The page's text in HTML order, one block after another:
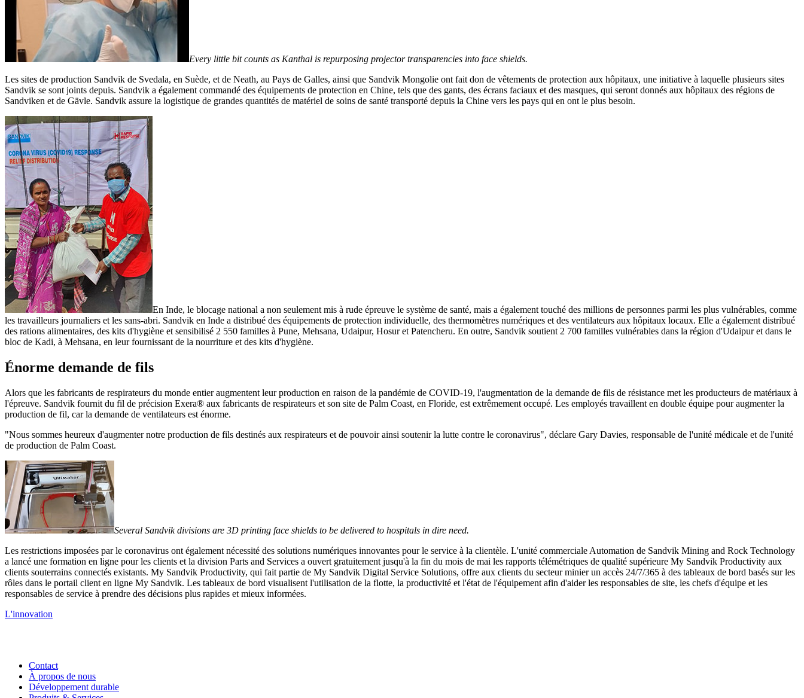
Every little bit counts as Kanthal is repurposing projector transparencies into face shields.
Les sites de production Sandvik de Svedala, en Suède, et de Neath, au Pays de Galles, ainsi que Sandvik Mongolie ont fait don de vêtements de protection aux hôpitaux, une initiative à laquelle plusieurs sites
Sandvik se sont joints depuis. Sandvik a également commandé des équipements de protection en Chine, tels que des gants, des écrans faciaux et des masques, qui seront donnés aux hôpitaux des régions de
Sandviken et de Gävle. Sandvik assure la logistique de grandes quantités de matériel de soins de santé transporté depuis la Chine vers les pays qui en ont le plus besoin.
En Inde, le blocage national a non seulement mis à rude épreuve le système de santé, mais a également touché des millions de personnes parmi les plus vulnérables, comme
les travailleurs journaliers et les sans-abri. Sandvik en Inde a distribué des équipements de protection individuelle, des thermomètres numériques et des ventilateurs aux hôpitaux locaux. Elle a également distribué
des rations alimentaires, des kits d'hygiène et sensibilisé 2 550 familles à Pune, Mehsana, Udaipur, Hosur et Patencheru. En outre, Sandvik soutient 2 700 familles vulnérables dans la région d'Udaipur et dans le
bloc de Kadi, à Mehsana, en leur fournissant de la nourriture et des kits d'hygiène.
Énorme demande de fils
Alors que les fabricants de respirateurs du monde entier augmentent leur production en raison de la pandémie de COVID-19, l'augmentation de la demande de fils de résistance met les producteurs de matériaux à
l'épreuve. Sandvik fournit du fil de précision Exera® aux fabricants de respirateurs et son site de Palm Coast, en Floride, est extrêmement occupé. Les employés travaillent en double équipe pour augmenter la
production de fil, car la demande de ventilateurs est énorme.
"Nous sommes heureux d'augmenter notre production de fils destinés aux respirateurs et de pouvoir ainsi soutenir la lutte contre le coronavirus", déclare Gary Davies, responsable de l'unité médicale et de l'unité
de production de Palm Coast.
Several Sandvik divisions are 3D printing face shields to be delivered to hospitals in dire need.
Les restrictions imposées par le coronavirus ont également nécessité des solutions numériques innovantes pour le service à la clientèle. L'unité commerciale Automation de Sandvik Mining and Rock Technology
a lancé une formation en ligne pour les clients et la division Parts and Services a ouvert gratuitement jusqu'à la fin du mois de mai les rapports télémétriques de qualité supérieure My Sandvik Productivity aux
clients souterrains connectés existants. My Sandvik Productivity, qui fait partie de My Sandvik Digital Service Solutions, offre aux clients du secteur minier un accès 24/7/365 à des tableaux de bord basés sur les
rôles dans le portail client en ligne My Sandvik. Les tableaux de bord visualisent l'utilisation de la flotte, la productivité et l'état de l'équipement afin d'aider les responsables de site, les chefs d'équipe et les
responsables de service à prendre des décisions plus rapides et mieux informées.
L'innovation
Contact
À propos de nous
Développement durable